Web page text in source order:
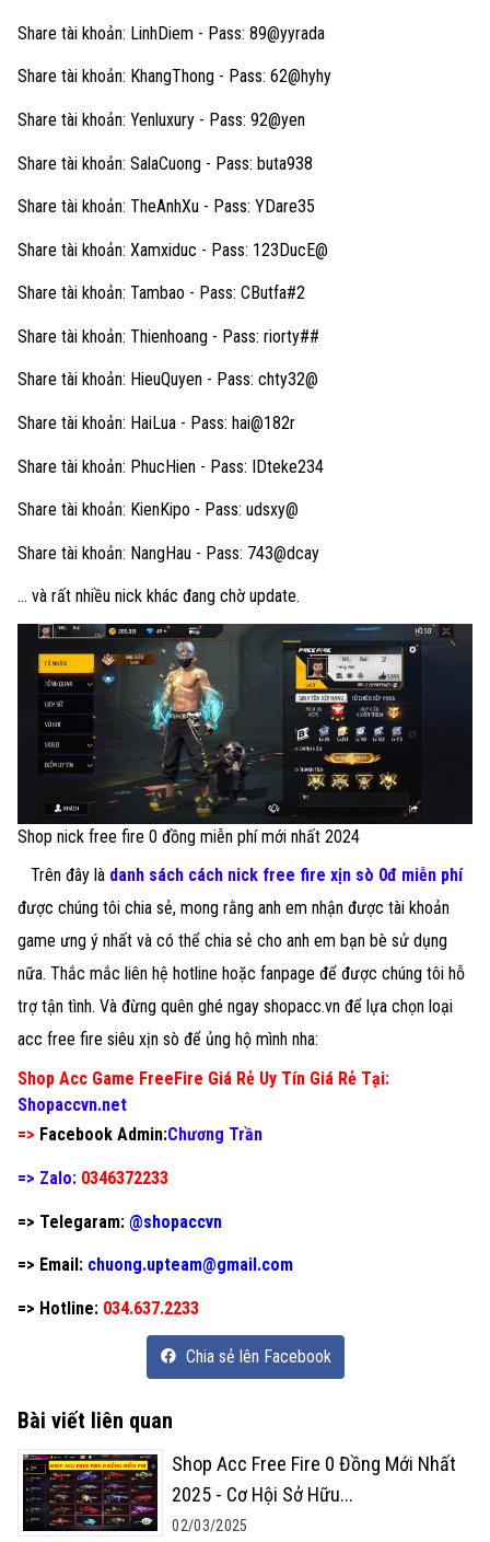
Share tài khoản: LinhDiem - Pass: 89@yyrada
Share tài khoản: KhangThong - Pass: 62@hyhy
Share tài khoản: Yenluxury - Pass: 92@yen
Share tài khoản: SalaCuong - Pass: buta938
Share tài khoản: TheAnhXu - Pass: YDare35
Share tài khoản: Xamxiduc - Pass: 123DucE@
Share tài khoản: Tambao - Pass: CButfa#2
Share tài khoản: Thienhoang - Pass: riorty##
Share tài khoản: HieuQuyen - Pass: chty32@
Share tài khoản: HaiLua - Pass: hai@182r
Share tài khoản: PhucHien - Pass: IDteke234
Share tài khoản: KienKipo - Pass: udsxy@
Share tài khoản: NangHau - Pass: 743@dcay
… và rất nhiều nick khác đang chờ update.
Shop nick free fire 0 đồng miễn phí mới nhất 2024
Trên đây là danh sách cách nick free fire xịn sò 0đ miễn phí
được chúng tôi chia sẻ, mong rằng anh em nhận được tài khoản
game ưng ý nhất và có thể chia sẻ cho anh em bạn bè sử dụng
nữa. Thắc mắc liên hệ hotline hoặc fanpage để được chúng tôi hỗ
trợ tận tình. Và đừng quên ghé ngay shopacc.vn để lựa chọn loại
acc free fire siêu xịn sò để ủng hộ mình nha:
Shop Acc Game FreeFire Giá Rẻ Uy Tín Giá Rẻ Tại:
Shopaccvn.net
=> Facebook Admin:Chương Trần
=> Zalo: 0346372233
=> Telegaram: @shopaccvn
=> Email: chuong.upteam@gmail.com
=> Hotline: 034.637.2233
Chia sẻ lên Facebook
Bài viết liên quan
Shop Acc Free Fire 0 Đồng Mới Nhất
2025 - Cơ Hội Sở Hữu...
02/03/2025